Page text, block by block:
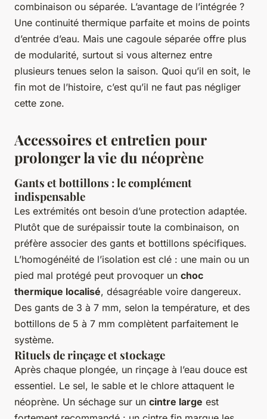
combinaison ou séparée. L’avantage de l’intégrée ?
Une continuité thermique parfaite et moins de points
d’entrée d’eau. Mais une cagoule séparée offre plus
de modularité, surtout si vous alternez entre
plusieurs tenues selon la saison. Quoi qu’il en soit, le
fin mot de l’histoire, c’est qu’il ne faut pas négliger
cette zone.
Accessoires et entretien pour
prolonger la vie du néoprène
Gants et bottillons : le complément
indispensable
Les extrémités ont besoin d’une protection adaptée.
Plutôt que de surépaissir toute la combinaison, on
préfère associer des gants et bottillons spécifiques.
L’homogénéité de l’isolation est clé : une main ou un
pied mal protégé peut provoquer un choc
thermique localisé, désagréable voire dangereux.
Des gants de 3 à 7 mm, selon la température, et des
bottillons de 5 à 7 mm complètent parfaitement le
système.
Rituels de rinçage et stockage
Après chaque plongée, un rinçage à l’eau douce est
essentiel. Le sel, le sable et le chlore attaquent le
néoprène. Un séchage sur un cintre large est